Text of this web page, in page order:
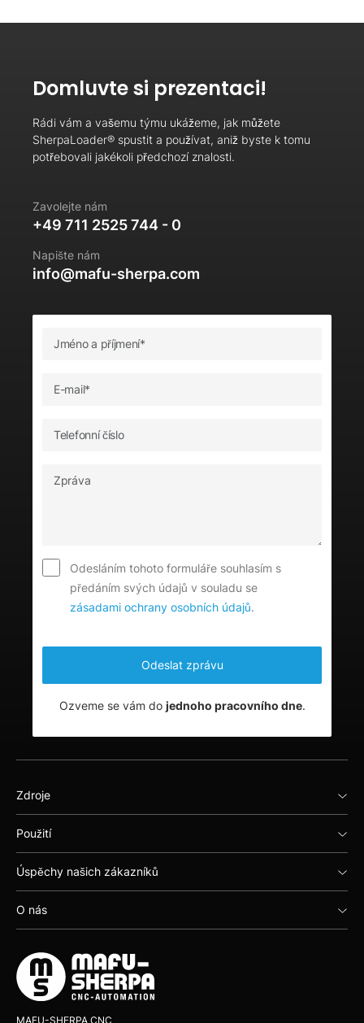
Domluvte si prezentaci!
Rádi vám a vašemu týmu ukážeme, jak můžete
SherpaLoader® spustit a používat, aniž byste k tomu
potřebovali jakékoli předchozí znalosti.
Zavolejte nám
+49 711 2525 744 - 0
Napište nám
info@mafu-sherpa.com
Odesláním tohoto formuláře souhlasím s
předáním svých údajů v souladu se
zásadami ochrany osobních údajů.
Ozveme se vám do jednoho pracovního dne.
Zdroje
Použití
Úspěchy našich zákazníků
O nás
MAFU-SHERPA CNC